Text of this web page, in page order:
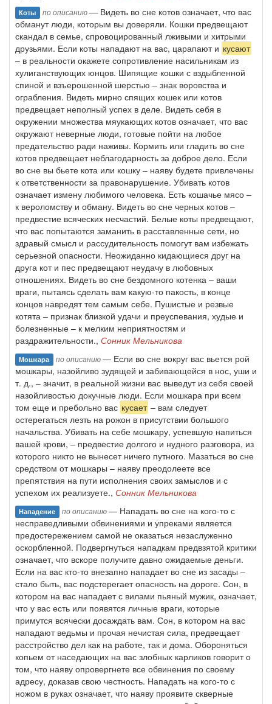
Коты по описанию— Видеть во сне котов означает, что вас
обманут люди, которым вы доверяли. Кошки предвещают
скандал в семье, спровоцированный лживыми и хитрыми
друзьями. Если коты нападают на вас, царапают и кусают
– в реальности окажете сопротивление насильникам из
хулиганствующих юнцов. Шипящие кошки с вздыбленной
спиной и взъерошенной шерстью – знак воровства и
ограбления. Видеть мирно спящих кошек или котов
предвещает неполный успех в деле. Видеть себя в
окружении множества мяукающих котов означает, что вас
окружают неверные люди, готовые пойти на любое
предательство ради наживы. Кормить или гладить во сне
котов предвещает неблагодарность за доброе дело. Если
во сне вы бьете кота или кошку – наяву будете привлечены
к ответственности за правонарушение. Убивать котов
означает измену любимого человека. Есть кошачье мясо –
к вероломству и обману. Видеть во сне черных котов –
предвестие всяческих несчастий. Белые коты предвещают,
что вас попытаются заманить в расставленные сети, но
здравый смысл и рассудительность помогут вам избежать
серьезной опасности. Неожиданно кидающиеся друг на
друга кот и пес предвещают неудачу в любовных
отношениях. Видеть во сне бездомного котенка – ваши
враги, пытаясь сделать вам какую-то пакость, в конце
концов навредят тем самым себе. Пушистые и резвые
котята – признак близкой удачи и преуспевания, худые и
болезненные – к мелким неприятностям и
раздражительности., Сонник Мельникова
Мошкара по описанию— Если во сне вокруг вас вьется рой
мошкары, назойливо зудящей и забивающейся в нос, уши и
т. д., – значит, в реальной жизни вас выведут из себя своей
назойливостью докучные люди. Если мошкара при всем
том еще и пребольно вас кусает – вам следует
остерегаться лезть на рожон в присутствии большого
начальства. Убивать на себе мошкару, успевшую напиться
вашей крови, – предвестие долгого и нудного разговора, из
которого никто не вынесет ничего путного. Мазаться во сне
средством от мошкары – наяву преодолеете все
препятствия на пути исполнения своих замыслов и с
успехом их реализуете., Сонник Мельникова
Нападение по описанию— Нападать во сне на кого-то с
несправедливыми обвинениями и упреками является
предостережением самой не оказаться незаслуженно
оскорбленной. Подвергнуться нападкам предвзятой критики
означает, что вскоре получите давно ожидаемые деньги.
Если на вас кто-то внезапно нападает во сне из засады –
стало быть, вас подстерегает опасность на дороге. Сон, в
котором на вас нападает с вилами пьяный мужик, означает,
что у вас есть или появятся личные враги, которые
примутся всячески досаждать вам. Сон, в котором на вас
нападают ведьмы и прочая нечистая сила, предвещает
расстройство дел как на работе, так и дома. Обороняться
копьем от наседающих на вас злобных карликов говорит о
том, что наяву опровергнете все обвинения по своему
адресу, доказав свою честность. Нападать на кого-то с
ножом в руках означает, что наяву проявите скверные